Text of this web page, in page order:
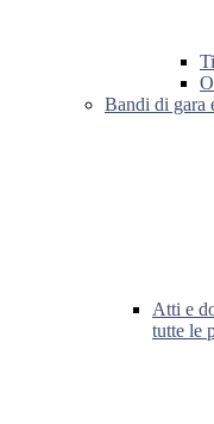
Bandi di gara
Atti e
tutte le